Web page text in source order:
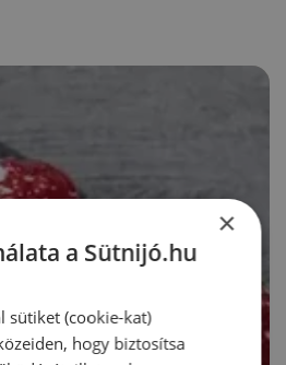
×
a Sütnijó.hu
sütiket (cookie-kat)
hogy biztosítsa